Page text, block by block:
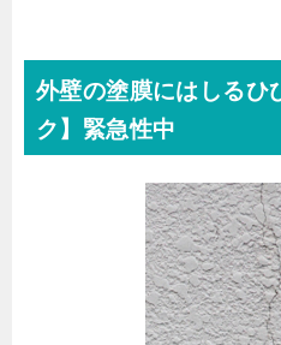
外壁の塗膜にはしるひ
ク】緊急性中